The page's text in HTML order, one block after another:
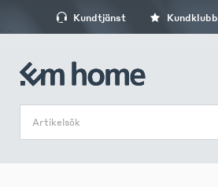
Kundtjänst Kundklubb